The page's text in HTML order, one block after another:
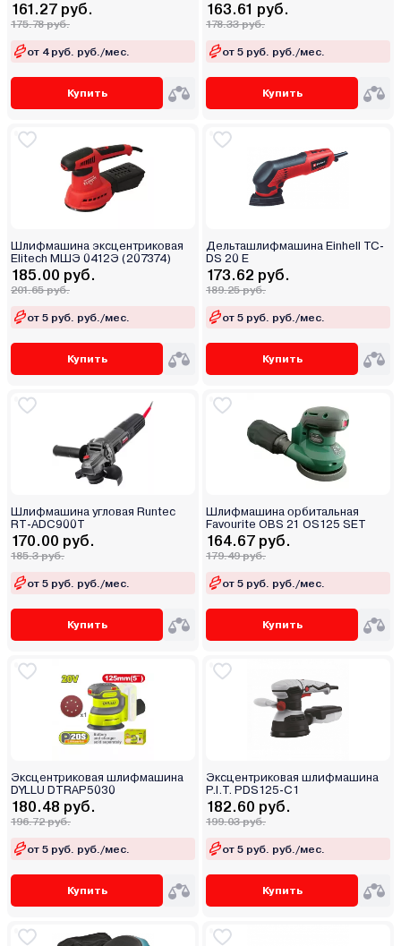
161.27 руб.
175.78 руб.
от 4 руб. руб./мес.
Купить
163.61 руб.
178.33 руб.
от 5 руб. руб./мес.
Купить
Шлифмашина эксцентриковая
Elitech МШЭ 0412Э (207374)
185.00 руб.
201.65 руб.
от 5 руб. руб./мес.
Купить
Дельташлифмашина Einhell TC-
DS 20 E
173.62 руб.
189.25 руб.
от 5 руб. руб./мес.
Купить
Шлифмашина угловая Runtec
RT-ADC900T
170.00 руб.
185.3 руб.
от 5 руб. руб./мес.
Купить
Шлифмашина орбитальная
Favourite OBS 21 OS125 SET
164.67 руб.
179.49 руб.
от 5 руб. руб./мес.
Купить
Эксцентриковая шлифмашина
DYLLU DTRAP5030
180.48 руб.
196.72 руб.
от 5 руб. руб./мес.
Купить
Эксцентриковая шлифмашина
P.I.T. PDS125-C1
182.60 руб.
199.03 руб.
от 5 руб. руб./мес.
Купить